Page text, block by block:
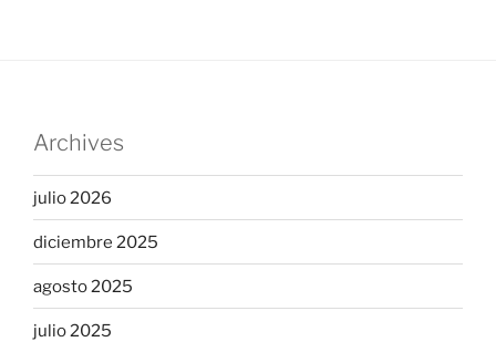
Archives
julio 2026
diciembre 2025
agosto 2025
julio 2025